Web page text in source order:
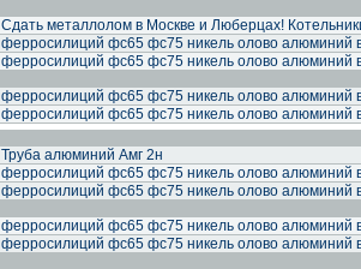
Сдать металлолом в Москве и Люберцах!
ферросилиций фс65 фс75 никель олово алюминий
ферросилиций фс65 фс75 никель олово алюминий
ферросилиций фс65 фс75 никель олово алюминий
ферросилиций фс65 фс75 никель олово алюминий
Труба алюминий Амг 2н
ферросилиций фс65 фс75 никель олово алюминий
ферросилиций фс65 фс75 никель олово алюминий
ферросилиций фс65 фс75 никель олово алюминий
ферросилиций фс65 фс75 никель олово алюминий